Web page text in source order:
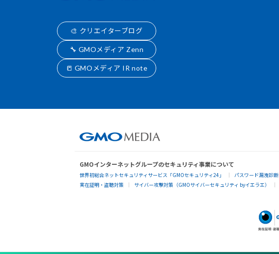
🎨 クリエイターブログ
🔧 GMOメディア Zenn
📒 GMOメディア IR note
GMOインターネットグループのセキュリティ事業について
世界初総合ネットセキュリティサービス「GMOセキュリティ24」 パスワード漏洩診断
実在証明・盗聴対策
サイバー攻撃対策（GMOサイバーセキュリティ byイエラエ）